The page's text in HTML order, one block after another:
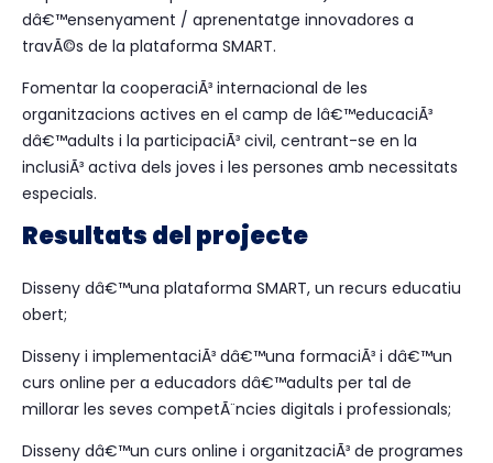
dâ€™ensenyament / aprenentatge innovadores a
travÃ©s de la plataforma SMART.
Fomentar la cooperaciÃ³ internacional de les
organitzacions actives en el camp de lâ€™educaciÃ³
dâ€™adults i la participaciÃ³ civil, centrant-se en la
inclusiÃ³ activa dels joves i les persones amb necessitats
especials.
Resultats del projecte
Disseny dâ€™una plataforma SMART, un recurs educatiu
obert;
Disseny i implementaciÃ³ dâ€™una formaciÃ³ i dâ€™un
curs online per a educadors dâ€™adults per tal de
millorar les seves competÃ¨ncies digitals i professionals;
Disseny dâ€™un curs online i organitzaciÃ³ de programes